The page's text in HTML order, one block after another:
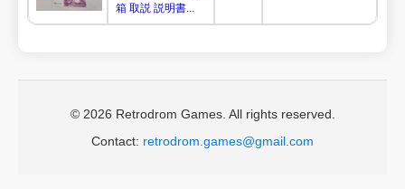
箱 取説 説明書...
© 2026 Retrodrom Games. All rights reserved.
Contact: retrodrom.games@gmail.com